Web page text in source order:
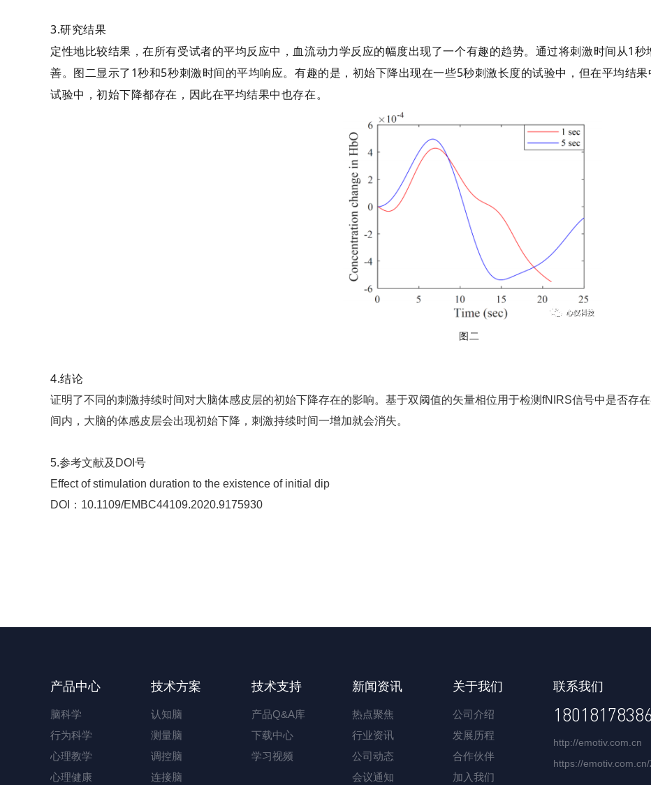
3.研究结果
定性地比较结果，在所有受试者的平均反应中，血流动力学反应的幅度出现了一个有趣的趋势。通过将刺激时间从1
善。图二显示了1秒和5秒刺激时间的平均响应。有趣的是，初始下降出现在一些5秒刺激长度的试验中，但在平均结
试验中，初始下降都存在，因此在平均结果中也存在。
图二
4.结论
证明了不同的刺激持续时间对大脑体感皮层的初始下降存在的影响。基于双阈值的矢量相位用于检测fNIRS信号中是否存
间内，大脑的体感皮层会出现初始下降，刺激持续时间一增加就会消失。
5.参考文献及DOI号
Effect of stimulation duration to the existence of initial dip
DOI：10.1109/EMBC44109.2020.9175930
产品中心
脑科学
行为科学
心理教学
心理健康
技术方案
认知脑
测量脑
调控脑
连接脑
技术支持
产品Q&A库
下载中心
学习视频
新闻资讯
热点聚焦
行业资讯
公司动态
会议通知
关于我们
公司介绍
发展历程
合作伙伴
加入我们
联系我们
18018178386
http://emotiv.com.cn
https://